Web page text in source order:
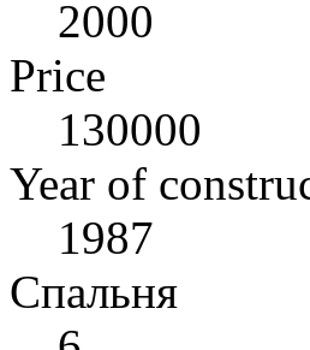
2000
Price
130000
Year of
1987
Спальня